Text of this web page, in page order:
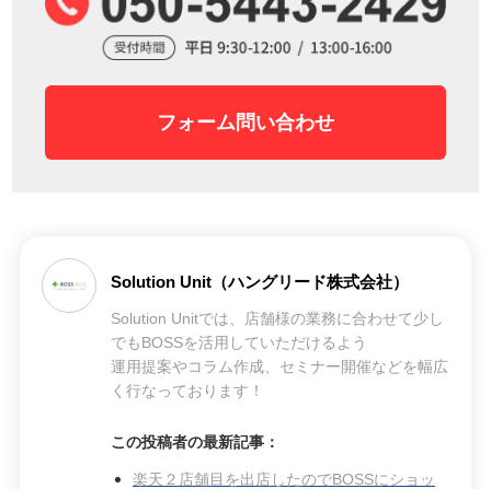
フォーム問い合わせ
Solution Unit（ハングリード株式会社）
Solution Unitでは、店舗様の業務に合わせて少し
でもBOSSを活用していただけるよう
運用提案やコラム作成、セミナー開催などを幅広
く行なっております！
この投稿者の最新記事：
楽天２店舗目を出店したのでBOSSにショッ